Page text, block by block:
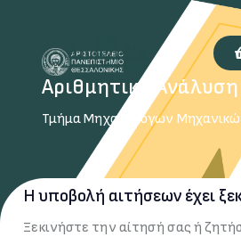
Αριθμητική Ανάλυση
Τμήμα Μηχανολόγων
Η υποβολή αιτήσεων έχει
Ξεκινήστε την αίτησή σας ή